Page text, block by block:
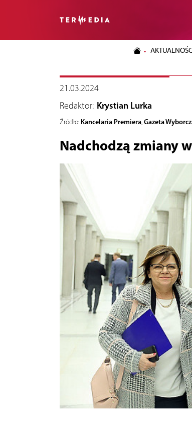
21.03.2024
Redaktor: Krystian Lurka
Źródło: Kancelaria Premiera,Gazeta
Nadchodzą zmiany